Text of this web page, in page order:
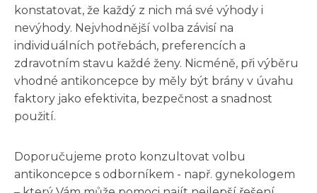
konstatovat, že každý z nich má své výhody i
nevýhody. Nejvhodnější volba závisí na
individuálních potřebách, preferencích a
zdravotním stavu každé ženy. Nicméně, při výběru
vhodné antikoncepce by měly být brány v úvahu
faktory jako efektivita, bezpečnost a snadnost
použití.
Doporučujeme proto konzultovat volbu
antikoncepce s odborníkem - např. gynekologem